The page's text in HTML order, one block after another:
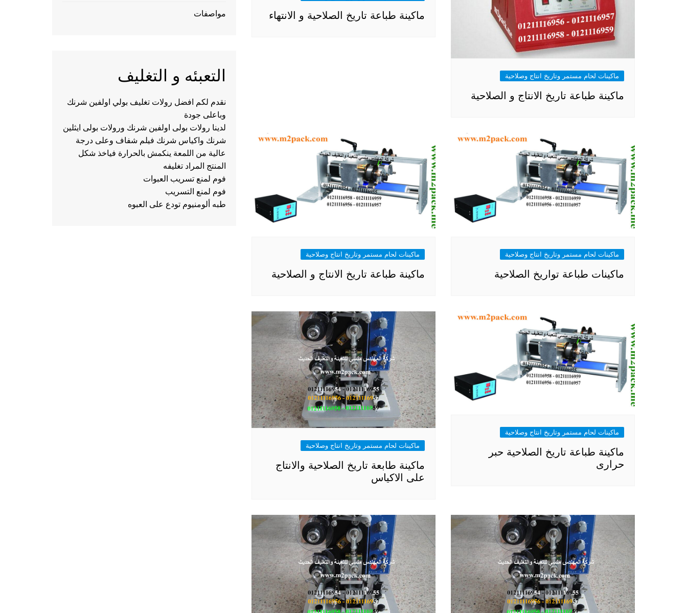
ماكينات لحام مستمر وتاريخ انتاج وصلاحية
ماكينة طباعة تاريخ الانتاج و الصلاحية
ماكينة طباعة تاريخ الصلاحية و الانتهاء
ماكينات لحام مستمر وتاريخ انتاج وصلاحية
ماكينات طباعة تواريخ الصلاحية
ماكينات لحام مستمر وتاريخ انتاج وصلاحية
ماكينة طباعة تاريخ الانتاج و الصلاحية
ماكينات لحام مستمر وتاريخ انتاج وصلاحية
ماكينة طباعة تاريخ الصلاحية حبر
حرارى
ماكينات لحام مستمر وتاريخ انتاج وصلاحية
ماكينة طابعة تاريخ الصلاحية والانتاج
على الاكياس
مواصفات
التعبئه و التغليف
نقدم لكم افضل رولات تغليف بولي اولفين شرنك
وباعلى جودة
لدينا رولات بولى اولفين شرنك ورولات بولى ايثلين
شرنك واكياس شرنك فيلم شفاف وعلى درجة
عالية من اللمعة ينكمش بالحرارة فياخذ شكل
المنتج المراد تغليفه
فوم لمنع تسريب العبوات
فوم لمنع التسريب
طبه ألومنيوم تودع على العبوه